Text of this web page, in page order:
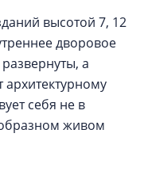
высотой 7, 12
дворовое
а
себя не в
живом